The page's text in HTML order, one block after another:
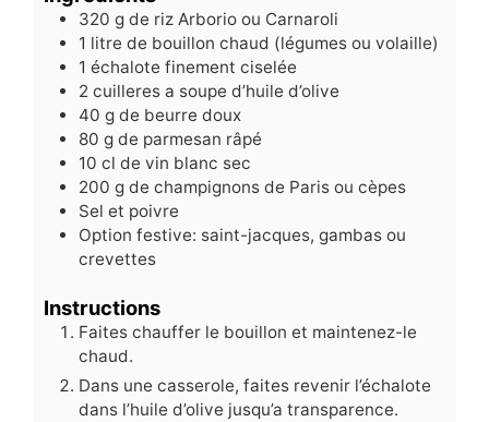
320 g de riz Arborio ou Carnaroli
1 litre de bouillon chaud (légumes ou volaille)
1 échalote finement ciselée
2 cuilleres a soupe d’huile d’olive
40 g de beurre doux
80 g de parmesan râpé
10 cl de vin blanc sec
200 g de champignons de Paris ou cèpes
Sel et poivre
Option festive: saint-jacques, gambas ou
crevettes
Instructions
Faites chauffer le bouillon et maintenez-le
chaud.
Dans une casserole, faites revenir l’échalote
dans l’huile d’olive jusqu’a transparence.